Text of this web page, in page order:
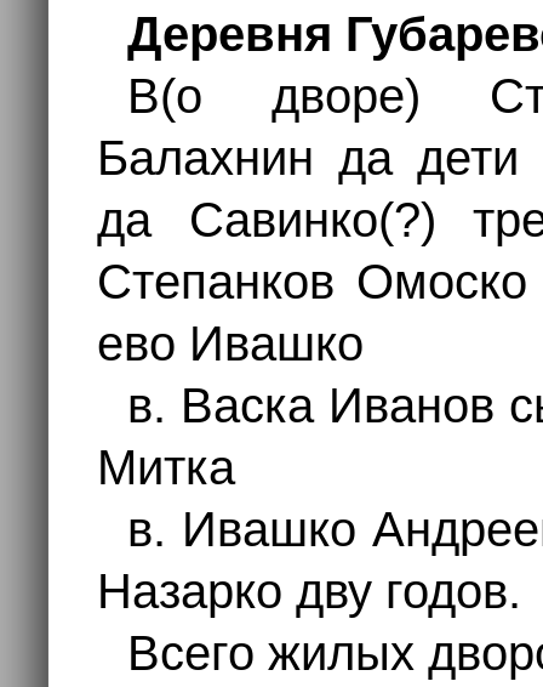
Деревня
В(о дворе)
Балахнин да
да Савинко(?)
Степанков
ево Ивашко
в. Васка Иванов
Митка
в. Ивашко
Назарко дву годов.
Всего жилых